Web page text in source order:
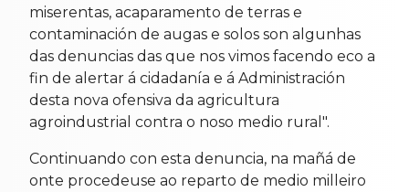
miserentas, acaparamento de terras e
contaminación de augas e solos son algunhas
das denuncias das que nos vimos facendo eco a
fin de alertar á cidadanía e á Administración
desta nova ofensiva da agricultura
agroindustrial contra o noso medio rural".
Continuando con esta denuncia, na mañá de
onte procedeuse ao reparto de medio milleiro